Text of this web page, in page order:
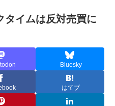
タイムは反対売買に
Bluesky
はてブ